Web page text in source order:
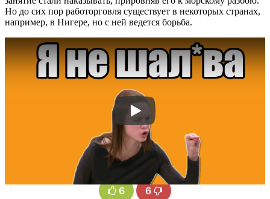
Но до сих пор работорговля существует в некоторых странах,
например, в Нигере, но с ней ведется борьба.
6 6